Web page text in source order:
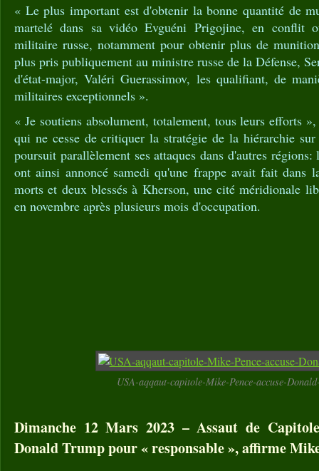
« Le plus important est d'obtenir la bonne quantité de
martelé dans sa vidéo Evguéni Prigojine, en conflit
militaire russe, notamment pour obtenir plus de
plus pris publiquement au ministre russe de la Défense,
d'état-major, Valéri Guerassimov, les qualifiant, de
militaires exceptionnels ».
« Je soutiens absolument, totalement, tous leurs efforts
qui ne cesse de critiquer la stratégie de la hiérarchie
poursuit parallèlement ses attaques dans d'autres
ont ainsi annoncé samedi qu'une frappe avait fait dans
morts et deux blessés à Kherson, une cité méridionale
en novembre après plusieurs mois d'occupation.
USA-aqqaut-capitole-Mike-Pence-accuse-
Dimanche 12 Mars 2023 – Assaut de
Donald Trump pour « responsable », affirme